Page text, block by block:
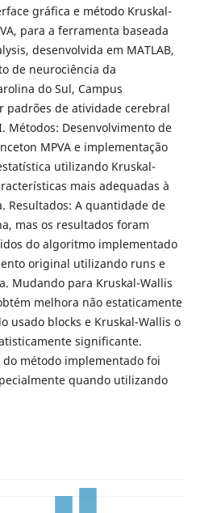
gráfica e método Kruskal-
para a ferramenta baseada
desenvolvida em MATLAB,
de neurociência da
do Sul, Campus
padrões de atividade cerebral
Métodos: Desenvolvimento de
MPVA e implementação
utilizando Kruskal-
mais adequadas à
Resultados: A quantidade de
mas os resultados foram
do algoritmo implementado
original utilizando runs e
Mudando para Kruskal-Wallis
melhora não estaticamente
usado blocks e Kruskal-Wallis o
significante.
método implementado foi
quando utilizando